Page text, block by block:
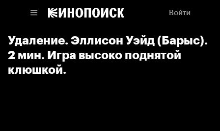
Войти
Удаление. Эллисон Уэйд (Барыс).
2 мин. Игра высоко поднятой
клюшкой.